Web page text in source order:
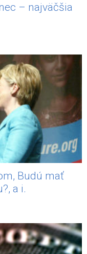
– najväčšia
Budú mať
a i.